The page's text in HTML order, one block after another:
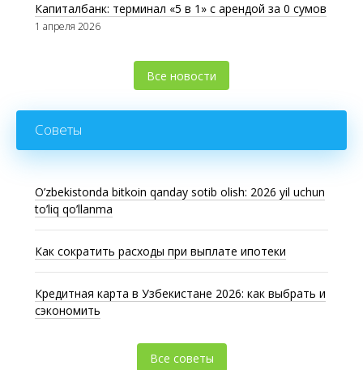
Капиталбанк: терминал «5 в 1» с арендой за 0 сумов
1 апреля 2026
Все новости
Советы
O’zbekistonda bitkoin qanday sotib olish: 2026 yil uchun
to’liq qo’llanma
Как сократить расходы при выплате ипотеки
Кредитная карта в Узбекистане 2026: как выбрать и
сэкономить
Все советы